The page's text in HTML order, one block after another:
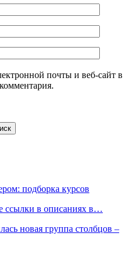
почты и веб-сайт в
подборка курсов
ссылки в описаниях в…
новая группа столбцов –